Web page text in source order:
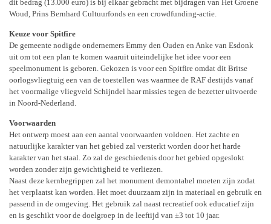
dit bedrag (13.000 euro) is bij elkaar gebracht met bijdragen van Het Groene
Woud, Prins Bernhard Cultuurfonds en een crowdfunding-actie.
Keuze voor Spitfire
De gemeente nodigde ondernemers Emmy den Ouden en Anke van Esdonk
uit om tot een plan te komen waaruit uiteindelijke het idee voor een
speelmonument is geboren. Gekozen is voor een Spitfire omdat dit Britse
oorlogsvliegtuig een van de toestellen was waarmee de RAF destijds vanaf
het voormalige vliegveld Schijndel haar missies tegen de bezetter uitvoerde
in Noord-Nederland.
Voorwaarden
Het ontwerp moest aan een aantal voorwaarden voldoen. Het zachte en
natuurlijke karakter van het gebied zal versterkt worden door het harde
karakter van het staal. Zo zal de geschiedenis door het gebied opgeslokt
worden zonder zijn gewichtigheid te verliezen.
Naast deze kernbegrippen zal het monument demontabel moeten zijn zodat
het verplaatst kan worden. Het moet duurzaam zijn in materiaal en gebruik en
passend in de omgeving. Het gebruik zal naast recreatief ook educatief zijn
en is geschikt voor de doelgroep in de leeftijd van ±3 tot 10 jaar.